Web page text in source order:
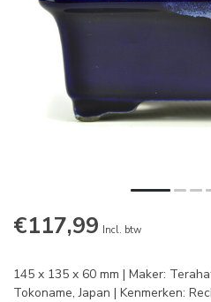
€117,99 Incl. btw
145 x 135 x 60 mm | Maker:
Tokoname, Japan | Kenmerken: